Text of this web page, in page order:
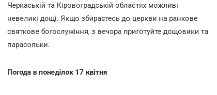
Черкаській та Кіровоградській областях можливі
невеликі дощі. Якщо збираєтесь до церкви на ранкове
святкове богослужіння, з вечора приготуйте дощовики та
парасольки.
Погода в понеділок 17 квітня